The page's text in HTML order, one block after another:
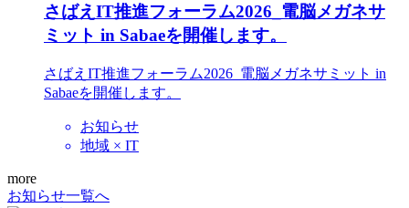
さばえIT推進フォーラム2026_電脳メガネサ
ミット in Sabaeを開催します。
さばえIT推進フォーラム2026_電脳メガネサミット in
Sabaeを開催します。
お知らせ
地域 × IT
more
お知らせ一覧へ